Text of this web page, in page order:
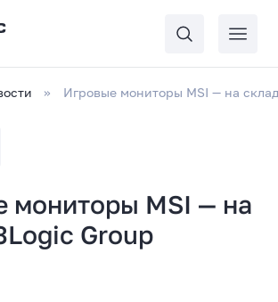
Игровые мониторы MSI — на
мониторы MSI — на
Group